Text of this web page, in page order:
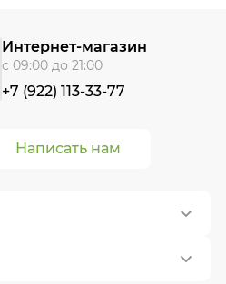
Написать нам
Интернет-магазин
с 09:00 до 21:00
+7 (922) 113-33-77